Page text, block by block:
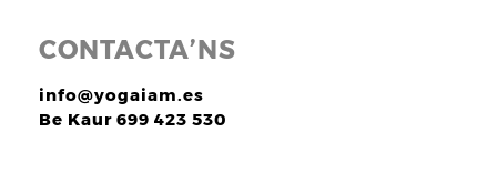
CONTACTA’NS
info@yogaiam.es
Be Kaur 699 423 530